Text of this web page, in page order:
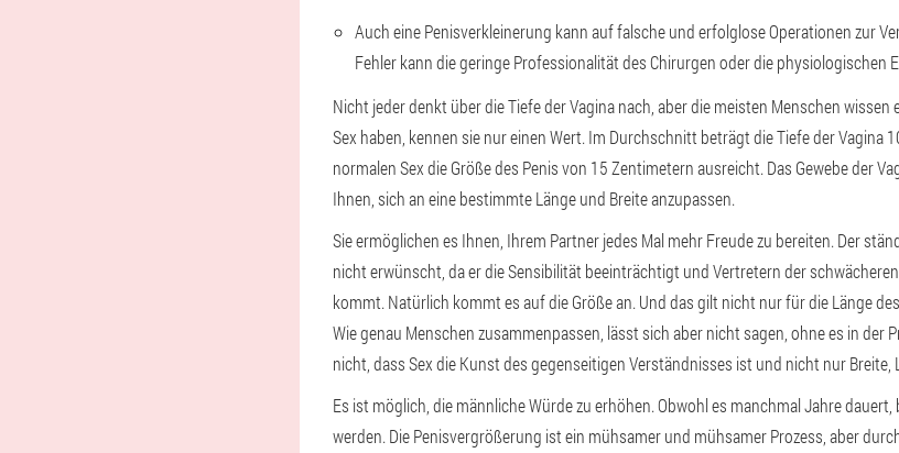
Auch eine Penisverkleinerung kann auf falsche und erfolglose Operationen zur
Fehler kann die geringe Professionalität des Chirurgen oder die physiologischen
Nicht jeder denkt über die Tiefe der Vagina nach, aber die meisten Menschen
Sex haben, kennen sie nur einen Wert. Im Durchschnitt beträgt die Tiefe der Vagina
normalen Sex die Größe des Penis von 15 Zentimetern ausreicht. Das Gewebe der
Ihnen, sich an eine bestimmte Länge und Breite anzupassen.
Sie ermöglichen es Ihnen, Ihrem Partner jedes Mal mehr Freude zu bereiten. Der
nicht erwünscht, da er die Sensibilität beeinträchtigt und Vertretern der
kommt. Natürlich kommt es auf die Größe an. Und das gilt nicht nur für die Länge
Wie genau Menschen zusammenpassen, lässt sich aber nicht sagen, ohne es in der
nicht, dass Sex die Kunst des gegenseitigen Verständnisses ist und nicht nur Breite,
Es ist möglich, die männliche Würde zu erhöhen. Obwohl es manchmal Jahre
werden. Die Penisvergrößerung ist ein mühsamer und mühsamer Prozess, aber